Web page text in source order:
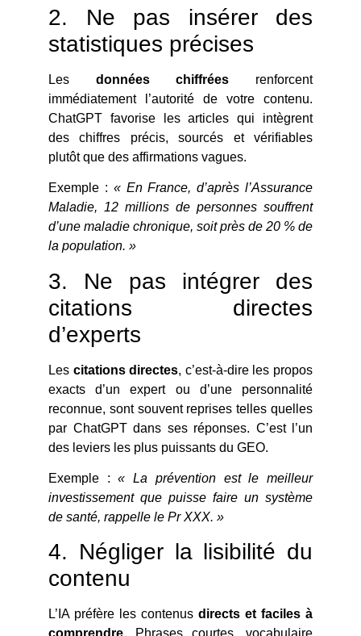
2. Ne pas insérer des
statistiques précises
Les données chiffrées renforcent
immédiatement l’autorité de votre contenu.
ChatGPT favorise les articles qui intègrent
des chiffres précis, sourcés et vérifiables
plutôt que des affirmations vagues.
Exemple : « En France, d’après l’Assurance
Maladie, 12 millions de personnes souffrent
d’une maladie chronique, soit près de 20 % de
la population. »
3. Ne pas intégrer des
citations directes
d’experts
Les citations directes, c’est-à-dire les propos
exacts d’un expert ou d’une personnalité
reconnue, sont souvent reprises telles quelles
par ChatGPT dans ses réponses. C’est l’un
des leviers les plus puissants du GEO.
Exemple :« La prévention est le meilleur
investissement que puisse faire un système
de santé, rappelle le Pr XXX. »
4. Négliger la lisibilité du
contenu
L’IA préfère les contenus directs et faciles à